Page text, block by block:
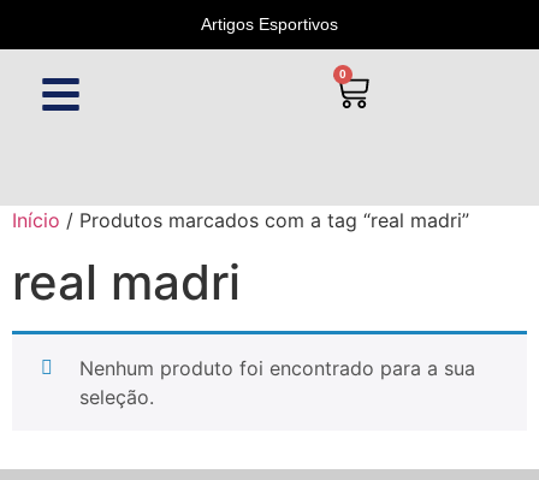
Artigos Esportivos
0
Início / Produtos marcados com a tag “real madri”
real madri
Nenhum produto foi encontrado para a sua
seleção.